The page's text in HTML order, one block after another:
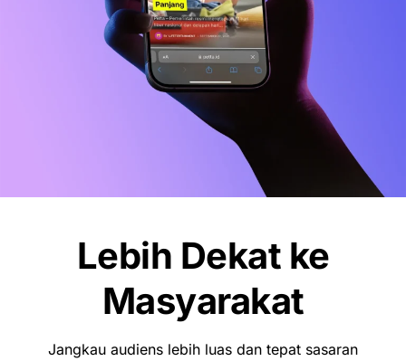
OLAHRAGA
Debut Manis Mitchell Baker, Hattrick
Bawa Indonesia Gulung Kamboja 5-1
Pemkot Makassar Tunda Sanksi
Lebih Dekat ke
Masyarakat
Jangkau audiens lebih luas dan tepat sasaran